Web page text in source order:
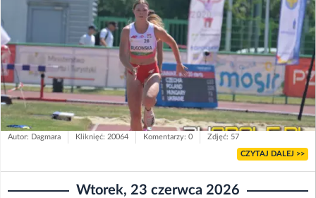
Autor: Dagmara Kliknięć: 20064 Komentarzy: 0 Zdjęć: 57
CZYTAJ DALEJ >>
Wtorek, 23 czerwca 2026